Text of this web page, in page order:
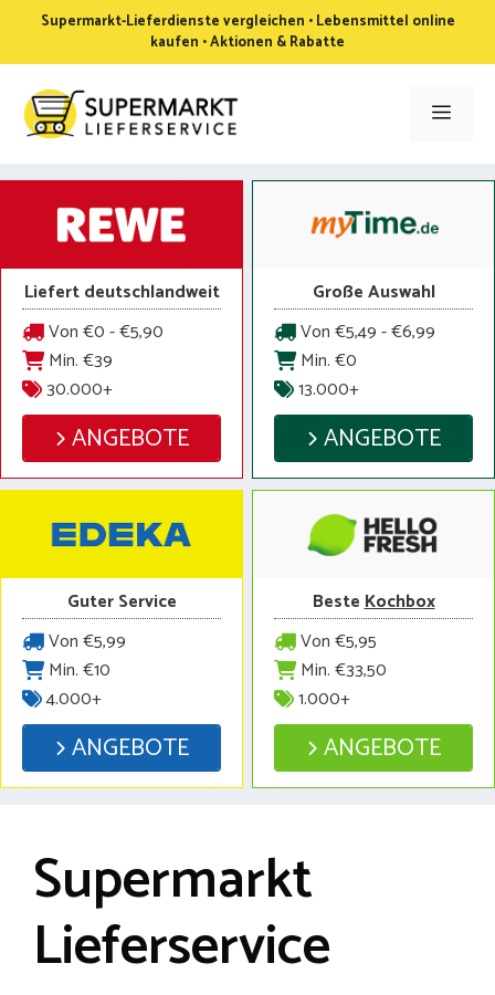
springen
Supermarkt-Lieferdienste vergleichen • Lebensmittel online
kaufen • Aktionen & Rabatte
Menü
Liefert deutschlandweit
Von €0 - €5,90
Min. €39
30.000+
ANGEBOTE
Große Auswahl
Von €5,49 - €6,99
Min. €0
13.000+
ANGEBOTE
Guter Service
Von €5,99
Min. €10
4.000+
ANGEBOTE
BesteKochbox
Von €5,95
Min. €33,50
1.000+
ANGEBOTE
Supermarkt
Lieferservice